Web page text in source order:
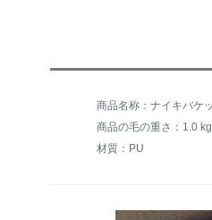
商品の毛の重さ：1.0 kg
材質：PU